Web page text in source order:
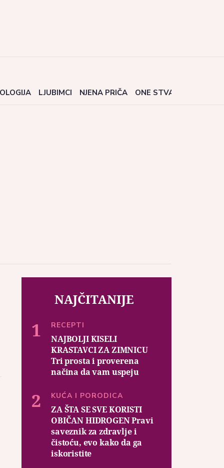
LJUBIMCI NJENA PRIČA ONE STVARI
NAJČITANIJE
RECEPTI
NAJBOLJI KISELI
KRASTAVCI ZA ZIMNICU
Tri prosta i proverena
načina da vam uspeju
KUĆA I PORODICA
ZA ŠTA SE SVE KORISTI
OBIČAN HIDROGEN Pravi
saveznik za zdravlje i
čistoću, evo kako da ga
iskoristite